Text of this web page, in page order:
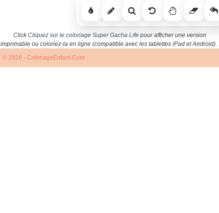
ClickCliquez sur le coloriage Super Gacha Lifepour afficher une version
imprimable ou coloriez-la en ligne (compatible avec les tablettes iPad et Android).
© 2026 - ColoriageEnfant.Com